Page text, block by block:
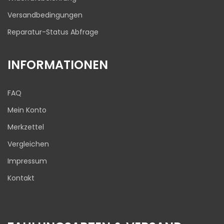
Versandbedingungen
Reparatur-Status Abfrage
INFORMATIONEN
FAQ
Mein Konto
Merkzettel
Vergleichen
Impressum
Kontakt